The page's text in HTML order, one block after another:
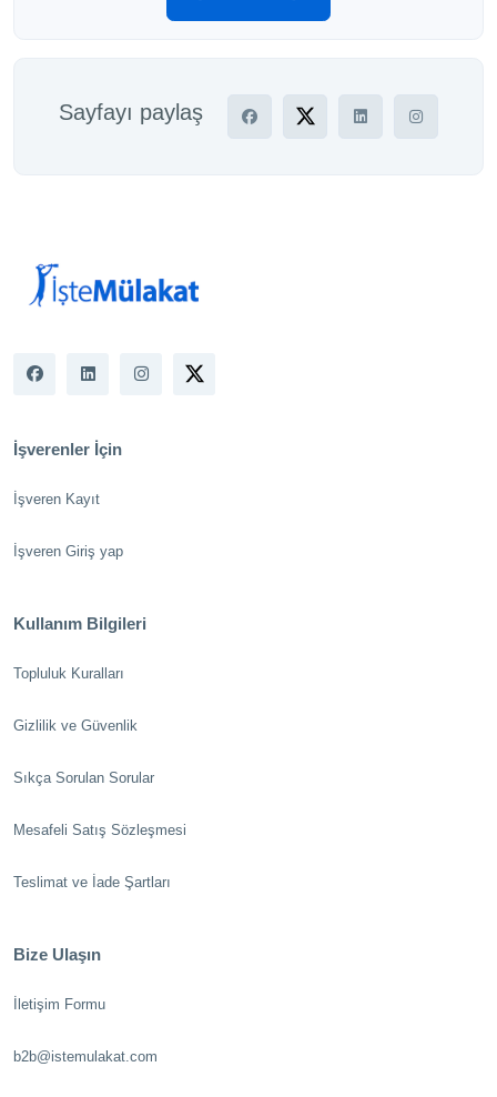
Sayfayı paylaş
İşverenler İçin
İşveren Kayıt
İşveren Giriş yap
Kullanım Bilgileri
Topluluk Kuralları
Gizlilik ve Güvenlik
Sıkça Sorulan Sorular
Mesafeli Satış Sözleşmesi
Teslimat ve İade Şartları
Bize Ulaşın
İletişim Formu
b2b@istemulakat.com